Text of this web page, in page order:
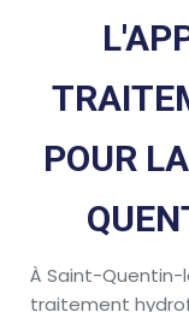
POUR
À Saint-Quentin-
traitement